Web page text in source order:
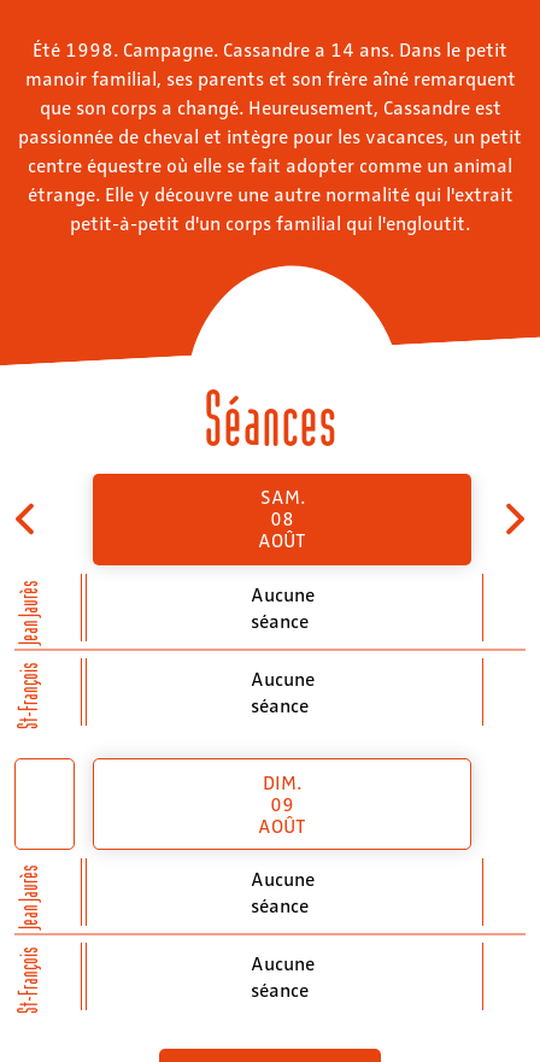
Été 1998. Campagne. Cassandre a 14 ans. Dans le petit
manoir familial, ses parents et son frère aîné remarquent
que son corps a changé. Heureusement, Cassandre est
passionnée de cheval et intègre pour les vacances, un petit
centre équestre où elle se fait adopter comme un animal
étrange. Elle y découvre une autre normalité qui l'extrait
petit-à-petit d'un corps familial qui l'engloutit.
Séances
Jean Jaurès
St-François
SAM.
08
AOÛT
Aucune
séance
Aucune
séance
Jean Jaurès
St-François
DIM.
09
AOÛT
Aucune
séance
Aucune
séance